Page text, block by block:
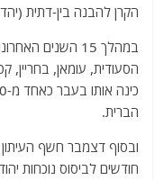
הקרן להבנה בין-דתית
במהלך 15
הסעודית, עומאן, בחריין,
הברית.
ובסוף דצמבר חשף העיתון
חודשים לביסוס נוכחות